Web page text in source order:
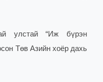
улстай “Иж бүрэн
Төв Азийн хоёр дахь